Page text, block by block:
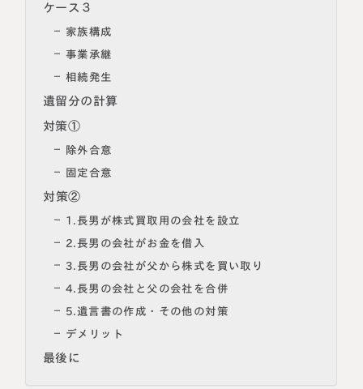
名古屋事務所
知県名古屋市中村区名駅三丁目28
名古屋ビルヂング25階
ケース３
家族構成
事業承継
相続発生
遺留分の計算
対策①
除外合意
固定合意
対策②
1.長男が株式買取用の会社を設立
2.長男の会社がお金を借入
3.長男の会社が父から株式を買い取り
4.長男の会社と父の会社を合併
5.遺言書の作成・その他の対策
デメリット
最後に